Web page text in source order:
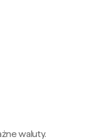
waluty.